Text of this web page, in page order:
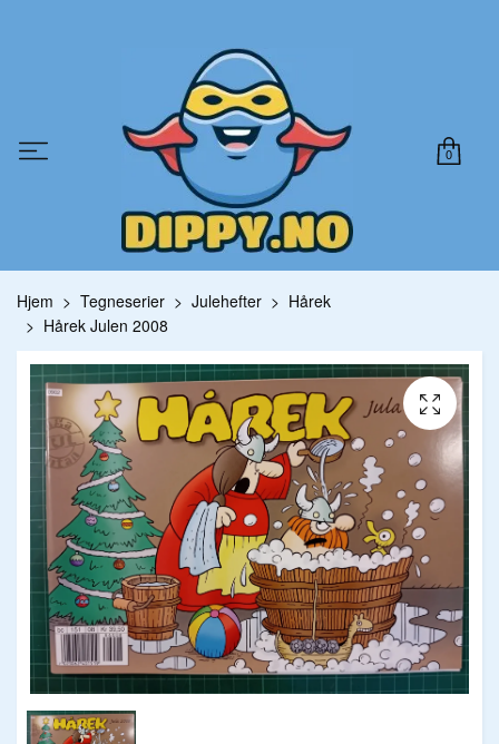
0
Hjem Tegneserier Julehefter
Hårek
Hårek Julen 2008